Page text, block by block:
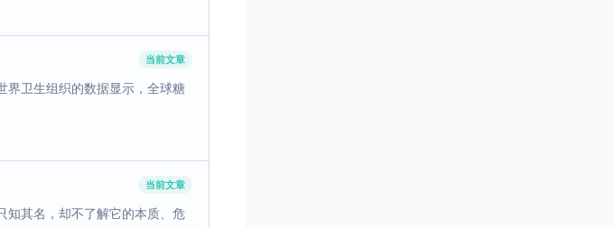
当前文章
界卫生组织的数据显示，全球糖
当前文章
知其名，却不了解它的本质、危